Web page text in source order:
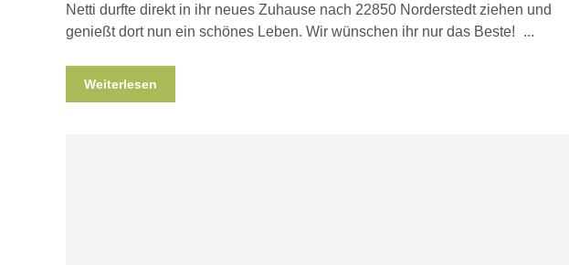
Netti durfte direkt in ihr neues Zuhause nach 22850 Norderstedt ziehen und
genießt dort nun ein schönes Leben. Wir wünschen ihr nur das Beste!
Weiterlesen